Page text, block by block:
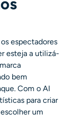
espectadores
esteja a utilizá-
bem
Com o AI
para criar
um